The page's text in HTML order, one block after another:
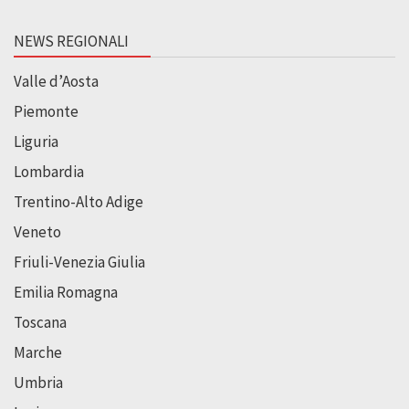
NEWS REGIONALI
Valle d’Aosta
Piemonte
Liguria
Lombardia
Trentino-Alto Adige
Veneto
Friuli-Venezia Giulia
Emilia Romagna
Toscana
Marche
Umbria